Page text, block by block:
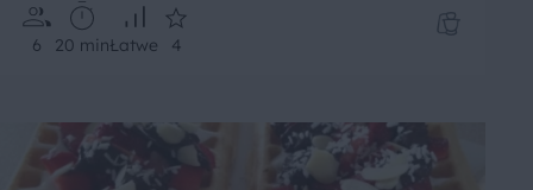
6 20 minŁatwe 4